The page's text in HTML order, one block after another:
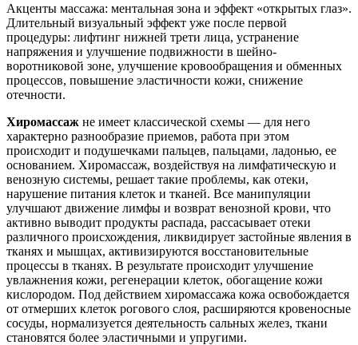
Акценты массажа: ментальная зона и эффект «открытых глаз».
Длительный визуальный эффект уже после первой
процедуры: лифтинг нижней трети лица, устранение
напряжения и улучшение подвижности в шейно-
воротниковой зоне, улучшение кровообращения и обменных
процессов, повышение эластичности кожи, снижение
отечности.
Хиромассаж не имеет классической схемы — для него
характерно разнообразие приемов, работа при этом
происходит и подушечками пальцев, пальцами, ладонью, ее
основанием. Хиромассаж, воздействуя на лимфатическую и
венозную системы, решает такие проблемы, как отеки,
нарушение питания клеток и тканей. Все манипуляции
улучшают движение лимфы и возврат венозной крови, что
активно выводит продукты распада, рассасывает отеки
различного происхождения, ликвидирует застойные явления в
тканях и мышцах, активизируются восстановительные
процессы в тканях. В результате происходит улучшение
увлажнения кожи, регенерации клеток, обогащение кожи
кислородом. Под действием хиромассажа кожа освобождается
от отмерших клеток рогового слоя, расширяются кровеносные
сосуды, нормализуется деятельность сальных желез, ткани
становятся более эластичными и упругими.